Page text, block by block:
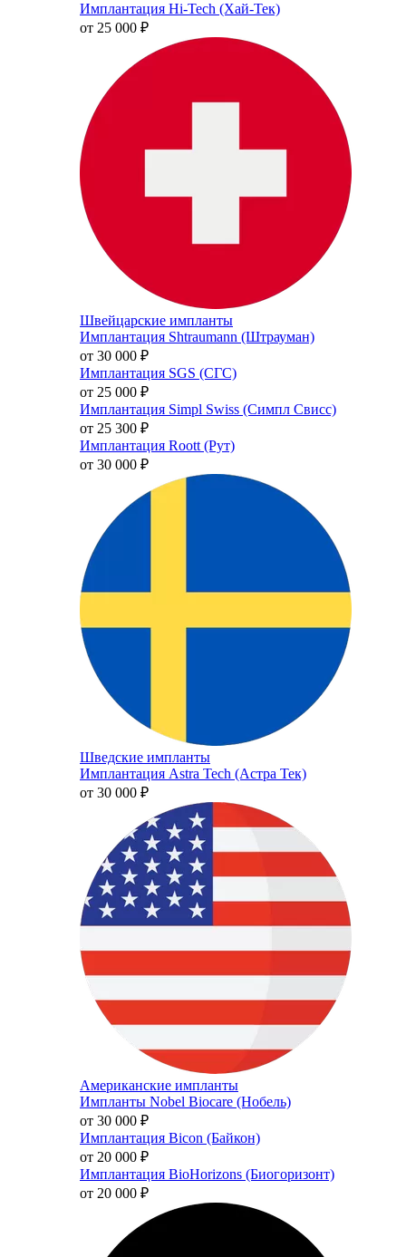
Имплантация Hi-Tech (Хай-Тек)
от 25 000 ₽
Швейцарские импланты
Имплантация Shtraumann (Штрауман)
от 30 000 ₽
Имплантация SGS (СГС)
от 25 000 ₽
Имплантация Simpl Swiss (Симпл Свисс)
от 25 300 ₽
Имплантация Roott (Рут)
от 30 000 ₽
Шведские импланты
Имплантация Astra Tech (Астра Тек)
от 30 000 ₽
Американские импланты
Импланты Nobel Biocare (Нобель)
от 30 000 ₽
Имплантация Bicon (Байкон)
от 20 000 ₽
Имплантация BioHorizons (Биогоризонт)
от 20 000 ₽